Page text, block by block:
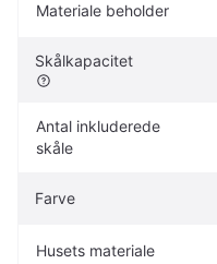
Materiale beholder
Skålkapacitet
Antal inkluderede
skåle
Farve
Husets materiale